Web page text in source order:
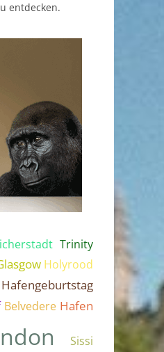
entdecken.
Trinity
Holyrood
Hafengeburtstag
Belvedere Hafen
Sissi